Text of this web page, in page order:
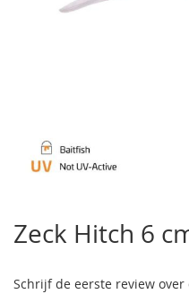
het
begin
de
Zeck Hitch 6
Schrijf de eerste review